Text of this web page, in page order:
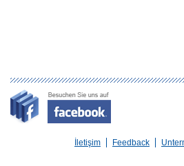
İletişim Feedback